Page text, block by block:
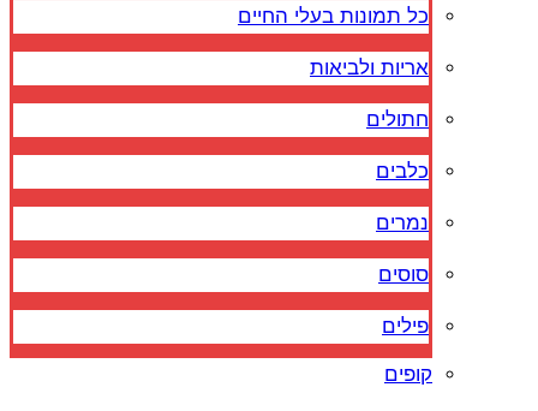
כל תמונות בעלי החיים
אריות ולביאות
חתולים
כלבים
נמרים
סוסים
פילים
קופים